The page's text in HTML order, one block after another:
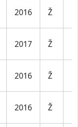
2016 Ž
2017 Ž
2016 Ž
2016 Ž